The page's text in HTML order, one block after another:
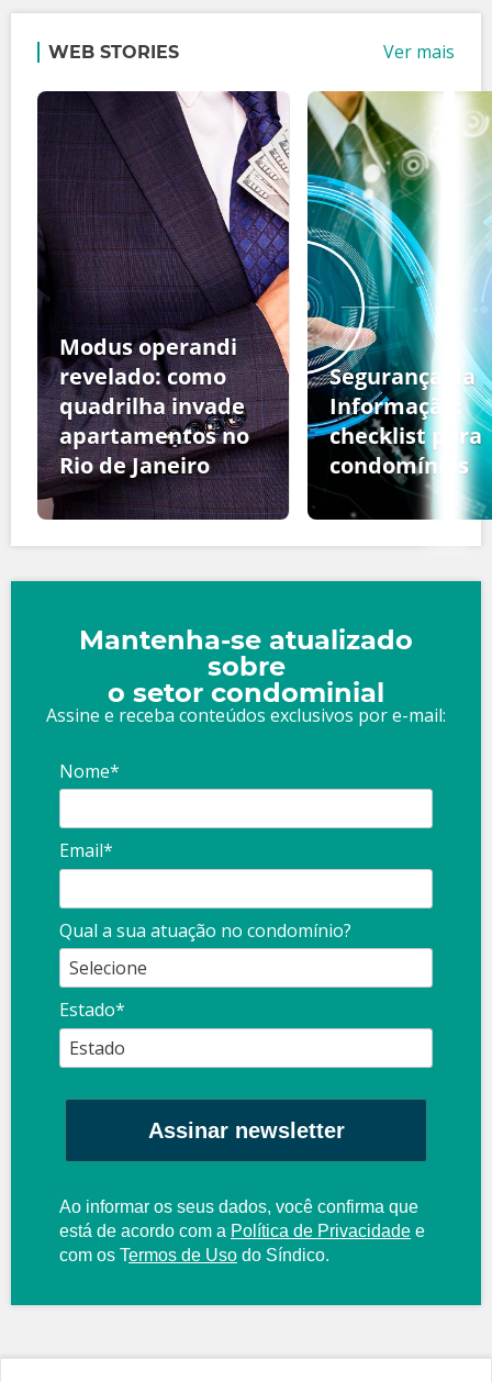
WEB STORIES Ver mais
Modus operandi
revelado: como
quadrilha invade
apartamentos no
Rio de Janeiro
Segurança da
Informação:
checklist para
condomínios
Mantenha-se atualizado
sobre
o setor condominial
Assine e receba conteúdos exclusivos por e-mail:
Nome*
Email*
Qual a sua atuação no condomínio?
Estado*
Assinar newsletter
Ao informar os seus dados, você confirma que
está de acordo com a Política de Privacidade e
com os Termos de Uso do Síndico.